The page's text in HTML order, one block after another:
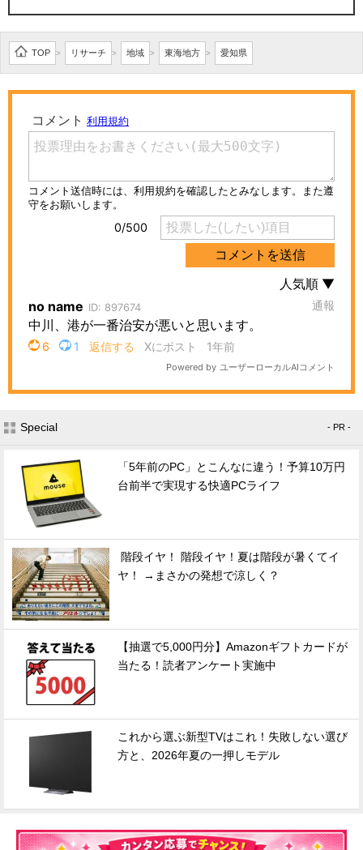
TOP > リサーチ > 地域 > 東海地方 > 愛知県
Special - PR -
「5年前のPC」とこんなに違う！予算10万円
台前半で実現する快適PCライフ
階段イヤ！ 階段イヤ！夏は階段が暑くてイ
ヤ！ →まさかの発想で涼しく？
【抽選で5,000円分】Amazonギフトカードが
当たる！読者アンケート実施中
これから選ぶ新型TVはこれ！失敗しない選び
方と、2026年夏の一押しモデル